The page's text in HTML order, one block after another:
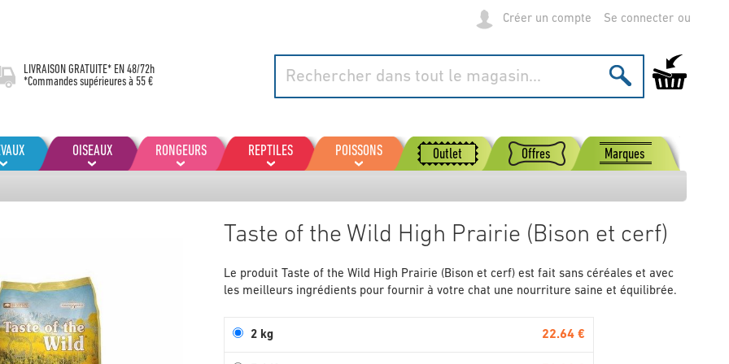
Créer un compte Se connecter
LIVRAISON GRATUITE* EN 48/72h
*Commandes supérieures à 55 €
Mon panier
OISEAUX RONGEURS REPTILES POISSONS Outlet Offres Marques
Taste of the Wild High Prairie (Bison et cerf)
Le produit Taste of the Wild High Prairie (Bison et cerf) est fait sans céréales et avec
les meilleurs ingrédients pour fournir à votre chat une nourriture saine et équilibrée.
2 kg 22.64 €